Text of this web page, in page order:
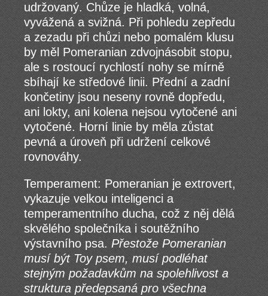
udržovaný. Chůze je hladká, volná,
vyvážená a svižná. Při pohledu zepředu
a zezadu při chůzi nebo pomalém klusu
by měl Pomeranian zdvojnásobit stopu,
ale s rostoucí rychlostí nohy se mírně
sbíhají ke středové linii. Přední a zadní
končetiny jsou neseny rovně dopředu,
ani lokty, ani kolena nejsou vytočené ani
vytočené. Horní linie by měla zůstat
pevná a úroveň při udržení celkové
rovnováhy.
Temperament: Pomeranian je extrovert,
vykazuje velkou inteligenci a
temperamentního ducha, což z něj dělá
skvělého společníka i soutěžního
výstavního psa. Přestože Pomeranian
musí být Toy psem, musí podléhat
stejným požadavkům na spolehlivost a
struktura předepsaná pro všechna